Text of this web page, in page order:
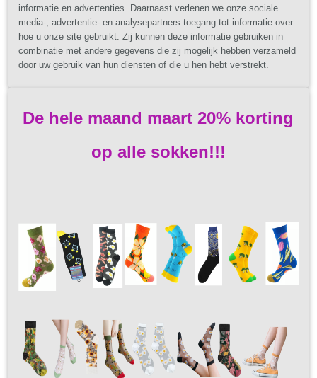
informatie en advertenties. Daarnaast verlenen we onze sociale
media-, advertentie- en analysepartners toegang tot informatie over
hoe u onze site gebruikt. Zij kunnen deze informatie gebruiken in
combinatie met andere gegevens die zij mogelijk hebben verzameld
door uw gebruik van hun diensten of die u hen hebt verstrekt.
De hele maand maart 20% korting
op alle sokken!!!